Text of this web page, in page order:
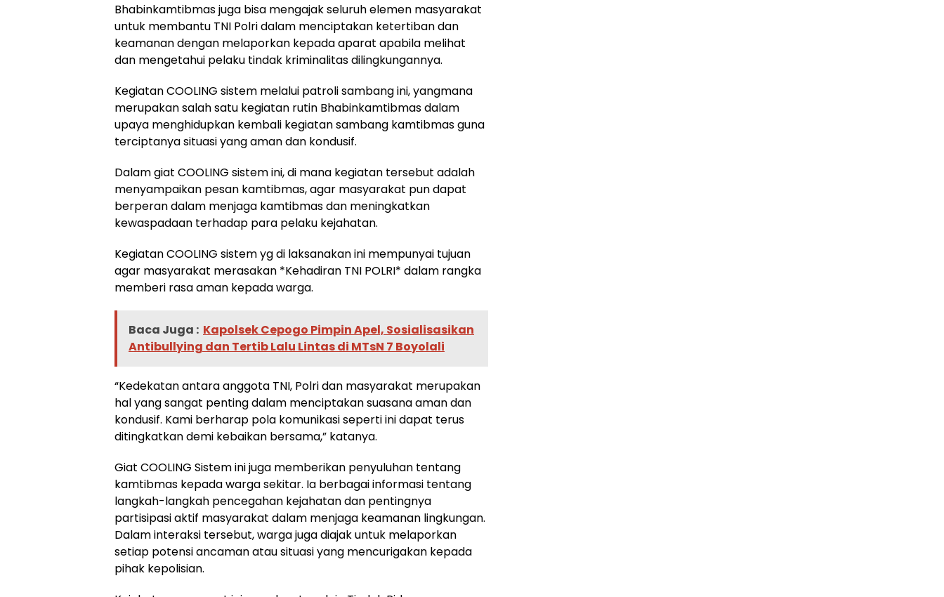
Bhabinkamtibmas juga bisa mengajak seluruh elemen masyarakat
untuk membantu TNI Polri dalam menciptakan ketertiban dan
keamanan dengan melaporkan kepada aparat apabila melihat
dan mengetahui pelaku tindak kriminalitas dilingkungannya.
Kegiatan COOLING sistem melalui patroli sambang ini, yangmana
merupakan salah satu kegiatan rutin Bhabinkamtibmas dalam
upaya menghidupkan kembali kegiatan sambang kamtibmas guna
terciptanya situasi yang aman dan kondusif.
Dalam giat COOLING sistem ini, di mana kegiatan tersebut adalah
menyampaikan pesan kamtibmas, agar masyarakat pun dapat
berperan dalam menjaga kamtibmas dan meningkatkan
kewaspadaan terhadap para pelaku kejahatan.
Kegiatan COOLING sistem yg di laksanakan ini mempunyai tujuan
agar masyarakat merasakan *Kehadiran TNI POLRI* dalam rangka
memberi rasa aman kepada warga.
Baca Juga : Kapolsek Cepogo Pimpin Apel, Sosialisasikan
Antibullying dan Tertib Lalu Lintas di MTsN 7 Boyolali
“Kedekatan antara anggota TNI, Polri dan masyarakat merupakan
hal yang sangat penting dalam menciptakan suasana aman dan
kondusif. Kami berharap pola komunikasi seperti ini dapat terus
ditingkatkan demi kebaikan bersama,” katanya.
Giat COOLING Sistem ini juga memberikan penyuluhan tentang
kamtibmas kepada warga sekitar. Ia berbagai informasi tentang
langkah-langkah pencegahan kejahatan dan pentingnya
partisipasi aktif masyarakat dalam menjaga keamanan lingkungan.
Dalam interaksi tersebut, warga juga diajak untuk melaporkan
setiap potensi ancaman atau situasi yang mencurigakan kepada
pihak kepolisian.